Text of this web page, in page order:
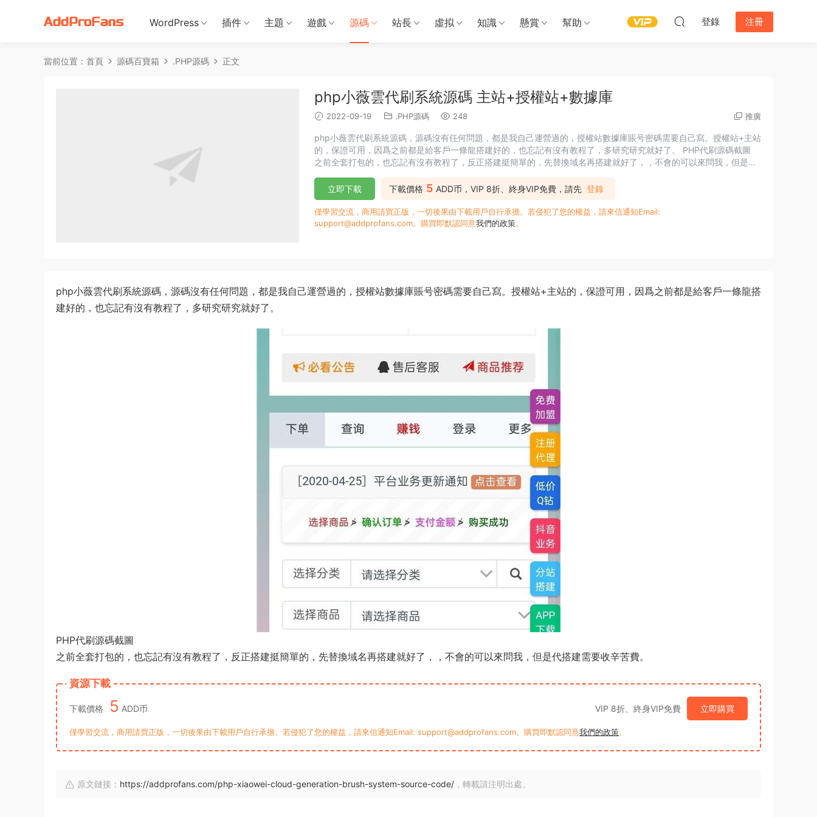
WordPress 插件 主題 遊戲 源碼 站長 虛拟 知識 懸賞 幫助 登錄 注冊
當前位置： 首頁 源碼百寶箱 .PHP源碼 正文
php小薇雲代刷系統源碼 主站+授權站+數據庫
2022-09-19 .PHP源碼 248 推廣
php小薇雲代刷系統源碼，源碼沒有任何問題，都是我自己運營過的，授權站數據庫賬号密碼需要自己寫。授權站+主站
的，保證可用，因爲之前都是給客戶一條龍搭建好的，也忘記有沒有教程了，多研究研究就好了。 PHP代刷源碼截圖
之前全套打包的，也忘記有沒有教程了，反正搭建挺簡單的，先替換域名再搭建就好了，，不會的可以來問我，但是代
下載價格 5 ADD币，VIP 8折、終身VIP免費，請先 登錄
立即下載
僅學習交流，商用請買正版，一切後果由下載用戶自行承擔。若侵犯了您的權益，請來信通知Email:
support@addprofans.com。購買即默認同意我們的政策。
php小薇雲代刷系統源碼，源碼沒有任何問題，都是我自己運營過的，授權站數據庫賬号密碼需要自己寫。授權站+主站的，保證可用，因爲之前都是給客戶一條龍搭
建好的，也忘記有沒有教程了，多研究研究就好了。
PHP代刷源碼截圖
之前全套打包的，也忘記有沒有教程了，反正搭建挺簡單的，先替換域名再搭建就好了，，不會的可以來問我，但是代搭建需要收辛苦費。
資源下載
下載價格 5 ADD币 VIP 8折、終身VIP免費 立即購買
僅學習交流，商用請買正版，一切後果由下載用戶自行承擔。若侵犯了您的權益，請來信通知Email: support@addprofans.com。購買即默認同意我們的政策。
原文鏈接： https://addprofans.com/php-xiaowei-cloud-generation-brush-system-source-code/ ，轉載請注明出處。